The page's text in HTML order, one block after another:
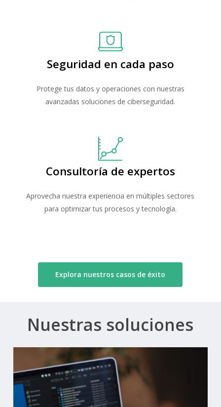
Seguridad en cada paso
Protege tus datos y operaciones con nuestras
avanzadas soluciones de ciberseguridad.
Consultoría de expertos
Aprovecha nuestra experiencia en múltiples sectores
para optimizar tus procesos y tecnología.
Explora nuestros casos de éxito
Nuestras soluciones